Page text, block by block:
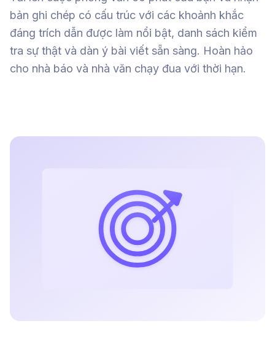
bản ghi chép có cấu trúc với các khoảnh khắc
đáng trích dẫn được làm nổi bật, danh sách kiểm
tra sự thật và dàn ý bài viết sẵn sàng. Hoàn hảo
cho nhà báo và nhà văn chạy đua với thời hạn.